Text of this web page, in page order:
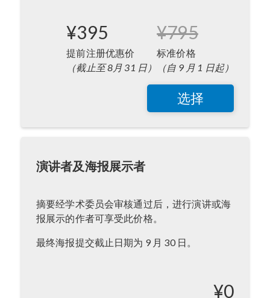
¥395
提前注册优惠价
（截止至 8月 31 日）
¥795
标准价格
（自 9 月 1 日起）
选择
演讲者及海报展示者
摘要经学术委员会审核通过后，进行演讲或海
报展示的作者可享受此价格。
最终海报提交截止日期为 9 月 30 日。
¥0